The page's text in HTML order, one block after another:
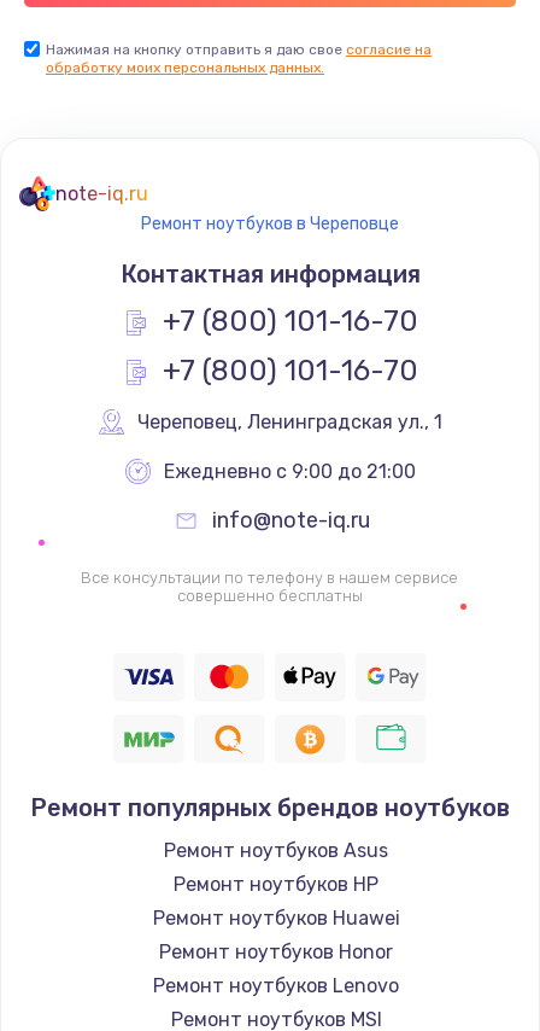
Нажимая на кнопку отправить я даю свое согласие на
обработку моих персональных данных.
note-iq.ru
Ремонт ноутбуков в Череповце
Контактная информация
+7 (800) 101-16-70
+7 (800) 101-16-70
Череповец, Ленинградская ул., 1
Ежедневно с 9:00 до 21:00
info@note-iq.ru
Все консультации по телефону в нашем сервисе
совершенно бесплатны
Ремонт популярных брендов ноутбуков
Ремонт ноутбуков Asus
Ремонт ноутбуков HP
Ремонт ноутбуков Huawei
Ремонт ноутбуков Honor
Ремонт ноутбуков Lenovo
Ремонт ноутбуков MSI